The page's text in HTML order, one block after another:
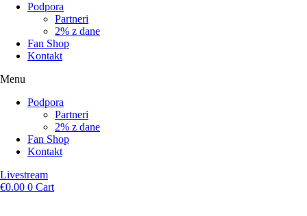
Podpora
Partneri
2% z dane
Fan Shop
Kontakt
Menu
Podpora
Partneri
2% z dane
Fan Shop
Kontakt
Livestream
€0.00 0 Cart